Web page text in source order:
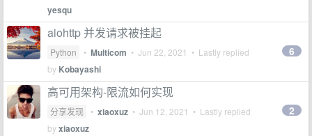
yesqu
aiohttp 并发请求被挂起
Python • Multicom • Jun 22, 2021 • Lastly replied
by Kobayashi
6
高可用架构-限流如何实现
分享发现 • xiaoxuz • Jun 12, 2021 • Lastly replied
byxiaoxuz
2